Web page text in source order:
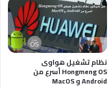
نظام تشغيل هواوى
Hongmeng OS أسرع من
Android و MacOS